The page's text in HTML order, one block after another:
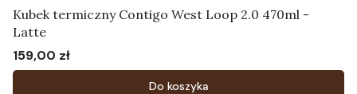
Kubek termiczny Contigo West Loop 2.0 470ml -
Latte
Cena
159,00 zł
Do koszyka